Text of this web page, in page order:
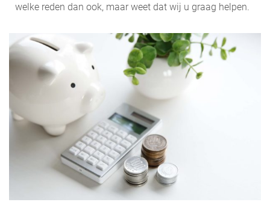
welke reden dan ook, maar weet dat wij u graag helpen.